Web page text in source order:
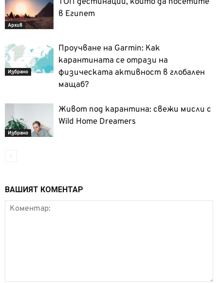
Архив
в Египет
Избрано
Проучване на Garmin: Как
карантината се отрази на
физическата активност в глобален
мащаб?
Избрано
Живот под карантина: свежи мисли с
Wild Home Dreamers
ВАШИЯТ КОМЕНТАР